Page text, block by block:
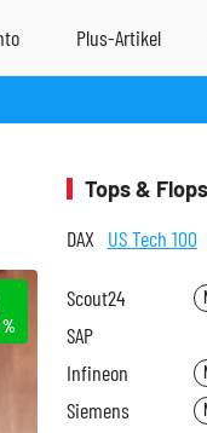
%
Tops & Flops
DAX US Tech 100
Scout24
SAP
Infineon
Siemens